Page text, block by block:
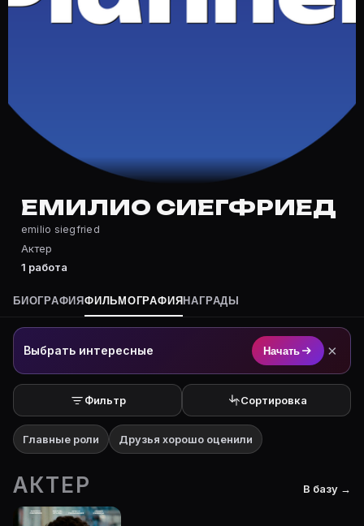
Частые вопросы о Емилио
Полный список — на Movie Planner: https://movie-
Кто такой(ая) Емилио Сиегфриед?
Емилио Сиегфриед — Актер. Биография и роли на
Где открыть фильмографию Емилио Сиегфриед?
На Movie Planner: https://movie-planner.ru/s/
ЕМИЛИО СИЕГФРИЕД
emilio siegfried
Актер
1 работа
БИОГРАФИЯФИЛЬМОГРАФИЯ НАГРАДЫ
Выбрать интересные Начать ×
Фильтр Сортировка
Главные роли Друзья хорошо оценили
АКТЕР В базу →